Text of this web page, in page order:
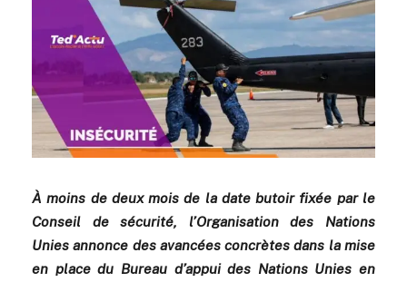
À moins de deux mois de la date butoir fixée par le
Conseil de sécurité, l’Organisation des Nations
Unies annonce des avancées concrètes dans la mise
en place du Bureau d’appui des Nations Unies en